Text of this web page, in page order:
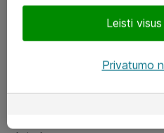
LinkedIn
Leisti
Privatumo